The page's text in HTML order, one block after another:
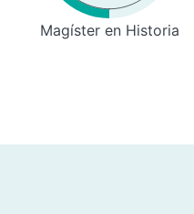
Magíster en Historia